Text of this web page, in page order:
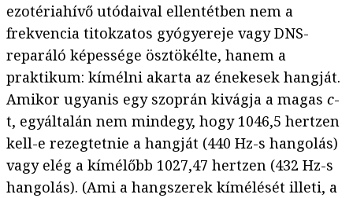
ezotériahívő utódaival ellentétben nem a
frekvencia titokzatos gyógyereje vagy DNS-
reparáló képessége ösztökélte, hanem a
praktikum: kímélni akarta az énekesek hangját.
Amikor ugyanis egy szoprán kivágja a magas c-
t, egyáltalán nem mindegy, hogy 1046,5 hertzen
kell-e rezegtetnie a hangját (440 Hz-s hangolás)
vagy elég a kímélőbb 1027,47 hertzen (432 Hz-s
hangolás). (Ami a hangszerek kímélését illeti, a